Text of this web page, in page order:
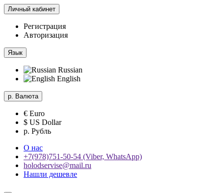
Личный кабинет
Регистрация
Авторизация
Язык
Russian
English
р. Валюта
€ Euro
$ US Dollar
р. Рубль
О нас
+7(978)751-50-54 (Viber, WhatsApp)
holodservise@mail.ru
Нашли дешевле